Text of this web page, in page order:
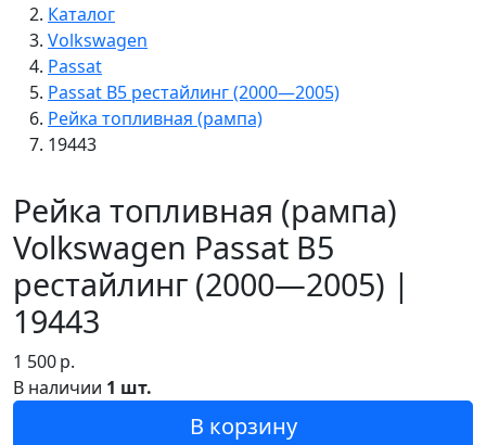
Каталог
Volkswagen
Passat
Passat B5 рестайлинг (2000—2005)
Рейка топливная (рампа)
19443
Рейка топливная (рампа)
Volkswagen Passat B5
рестайлинг (2000—2005) |
19443
1 500р.
В наличии 1 шт.
В корзину